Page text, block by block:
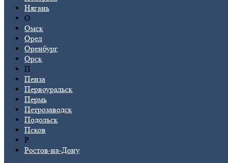
Нягань
О
Омск
Орел
Оренбург
Орск
П
Пенза
Первоуральск
Пермь
Петрозаводск
Подольск
Псков
Р
Ростов-на-Дону